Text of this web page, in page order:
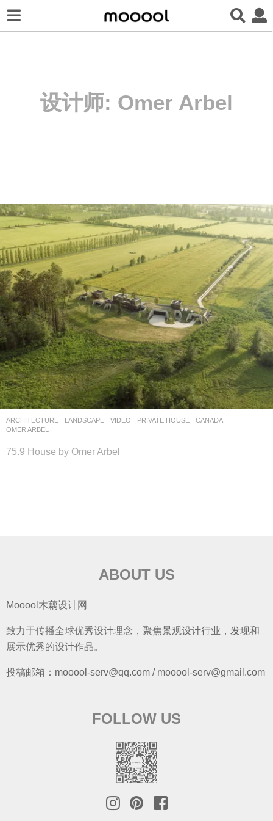
设计师: Omer Arbel
ARCHITECTURE LANDSCAPE VIDEO PRIVATE HOUSE
CANADA
OMER ARBEL
75.9 House by Omer Arbel
ABOUT US
Mooool木藕设计网
致力于传播全球优秀设计理念，聚焦景观设计行业，发现和
展示优秀的设计作品。
投稿邮箱：mooool-serv@qq.com / mooool-serv@gmail.com
FOLLOW US